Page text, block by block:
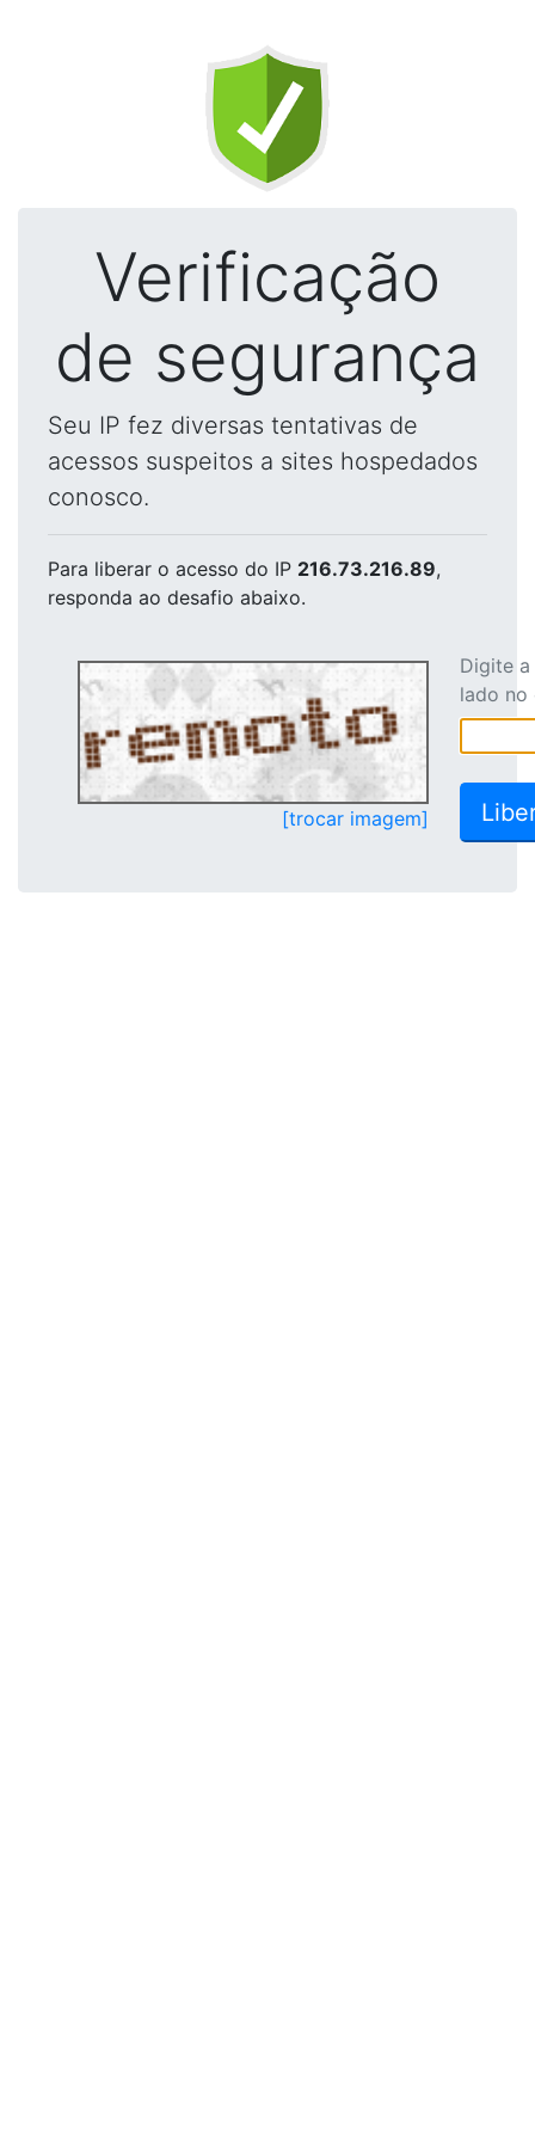
Verificação
de segurança
Seu IP fez diversas tentativas de
acessos suspeitos a sites hospedados
conosco.
Para liberar o acesso do IP 216.73.216.89,
responda ao desafio abaixo.
[trocar imagem]
Digite
lado no